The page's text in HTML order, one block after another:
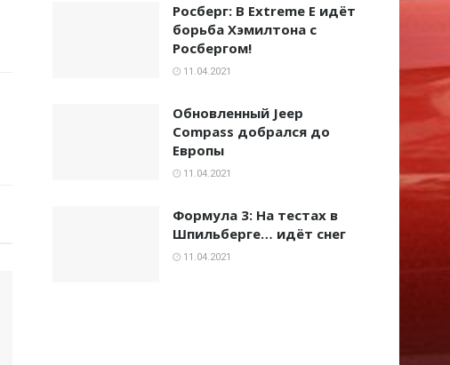
Росберг: В Extreme E идёт
борьба Хэмилтона с
Росбергом!
11.04.2021
Обновленный Jeep
Compass добрался до
Европы
11.04.2021
Формула 3: На тестах в
Шпильберге… идёт снег
11.04.2021